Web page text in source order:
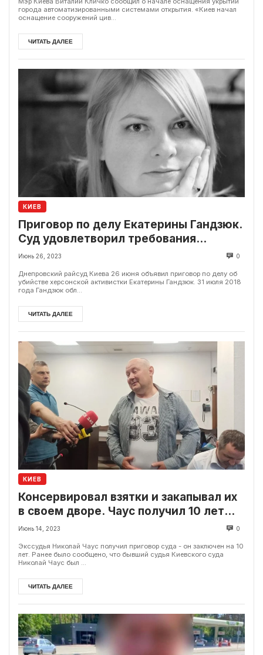
города автоматизированными системами открытия. «Киев начал
оснащение сооружений цив...
ЧИТАТЬ ДАЛЕЕ
КИЕВ
Приговор по делу Екатерины Гандзюк.
Суд удовлетворил требования
обвинения
Июнь 26, 2023 0
Днепровский райсуд Киева 26 июня объявил приговор по делу об
убийстве херсонской активистки Екатерины Гандзюк. 31 июля 2018
года Гандзюк обл...
ЧИТАТЬ ДАЛЕЕ
КИЕВ
Консервировал взятки и закапывал их
в своем дворе. Чаус получил 10 лет
заключения
Июнь 14, 2023 0
Экссудья Николай Чаус получил приговор суда - он заключен на 10
лет. Ранее было сообщено, что бывший судья Киевского суда
Николай Чаус был ...
ЧИТАТЬ ДАЛЕЕ